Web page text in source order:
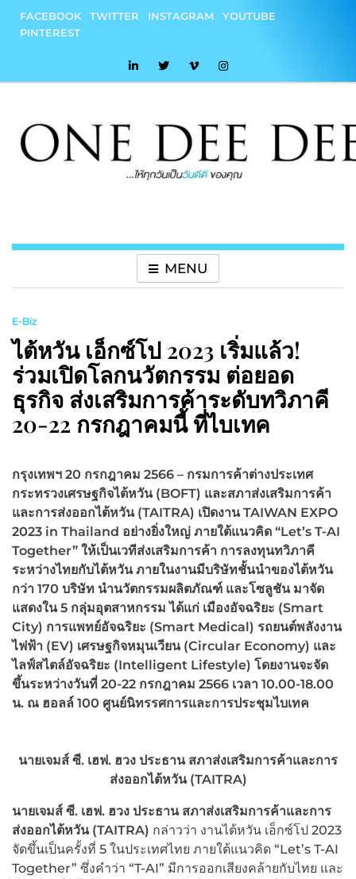
content
FACEBOOK TWITTER INSTAGRAM
YOUTUBE
PINTEREST
MENU
E-Biz
ไต้หวัน เอ็กซ์โป 2023 เริ่มแล้ว!
ร่วมเปิดโลกนวัตกรรม ต่อยอด
ธุรกิจ ส่งเสริมการค้าระดับทวิภาคี
20-22 กรกฎาคมนี้ ที่ไบเทค
กรุงเทพฯ 20 กรกฎาคม 2566 – กรมการค้าต่างประเทศ
กระทรวงเศรษฐกิจไต้หวัน (BOFT) และสภาส่งเสริมการค้า
และการส่งออกไต้หวัน (TAITRA) เปิดงาน TAIWAN EXPO
2023 in Thailand อย่างยิ่งใหญ่ ภายใต้แนวคิด “Let’s T-AI
Together” ให้เป็นเวทีส่งเสริมการค้า การลงทุนทวิภาคี
ระหว่างไทยกับไต้หวัน ภายในงานมีบริษัทชั้นนำของไต้หวัน
กว่า 170 บริษัท นำนวัตกรรมผลิตภัณฑ์ และโซลูชัน มาจัด
แสดงใน 5 กลุ่มอุตสาหกรรม ได้แก่ เมืองอัจฉริยะ (Smart
City) การแพทย์อัจฉริยะ (Smart Medical) รถยนต์พลังงาน
ไฟฟ้า (EV) เศรษฐกิจหมุนเวียน (Circular Economy) และ
ไลฟ์สไตล์อัจฉริยะ (Intelligent Lifestyle) โดยงานจะจัด
ขึ้นระหว่างวันที่ 20-22 กรกฎาคม 2566 เวลา 10.00-18.00
น. ณ ฮอลล์ 100 ศูนย์นิทรรศการและการประชุมไบเทค
นายเจมส์ ซี. เฮฟ. ฮวง ประธาน สภาส่งเสริมการค้าและการ
ส่งออกไต้หวัน (TAITRA)
นายเจมส์ ซี. เฮฟ. ฮวง ประธาน สภาส่งเสริมการค้าและการ
ส่งออกไต้หวัน (TAITRA) กล่าวว่า งานไต้หวัน เอ็กซ์โป 2023
จัดขึ้นเป็นครั้งที่ 5 ในประเทศไทย ภายใต้แนวคิด “Let’s T-AI
Together” ซึ่งคำว่า “T-AI” มีการออกเสียงคล้ายกับไทย และ